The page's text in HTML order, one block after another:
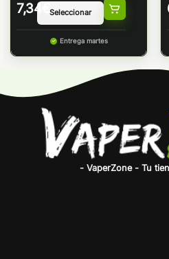
7,34 €
Entrega martes
- VaperZone - Tu